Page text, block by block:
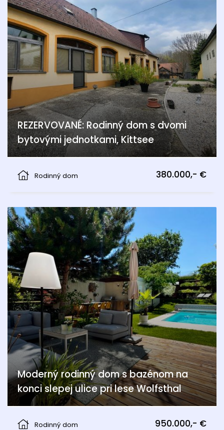
REZERVOVANÉ: Rodinný dom s dvomi
bytovými jednotkami, Kittsee
Rodinný dom
380.000,- €
Moderný rodinný dom s bazénom na
konci slepej ulice pri lese Wolfsthal
Rodinný dom
950.000,- €